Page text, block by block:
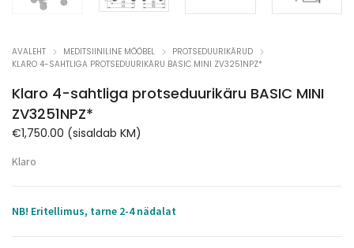
AVALEHT MEDITSIINILINE MÖÖBEL
PROTSEDUURIKÄRUD
KLARO 4-SAHTLIGA PROTSEDUURIKÄRU BASIC MINI ZV3251NPZ*
Klaro 4-sahtliga protseduurikäru BASIC MINI
ZV3251NPZ*
€1,750.00 (sisaldab KM)
Klaro
NB! Eritellimus, tarne 2-4 nädalat